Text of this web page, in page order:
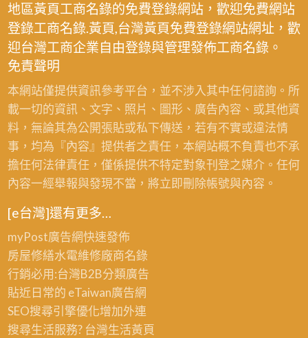
地區黃頁工商名錄的免費登錄網站，歡迎免費網站
登錄工商名錄.黃頁,台灣黃頁免費登錄網站網址，歡
迎台灣工商企業自由登錄與管理發佈工商名錄。
免責聲明
本網站僅提供資訊參考平台，並不涉入其中任何諮詢。所
載一切的資訊、文字、照片、圖形、廣告內容、或其他資
料，無論其為公開張貼或私下傳送，若有不實或違法情
事，均為『內容』提供者之責任，本網站概不負責也不承
擔任何法律責任，僅係提供不特定對象刊登之媒介。任何
內容一經舉報與發現不當，將立即刪除帳號與內容。
[e台灣]還有更多…
myPost廣告網快速發佈
房屋修繕水電維修廠商名錄
行銷必用:台灣B2B分類廣告
貼近日常的 eTaiwan廣告網
SEO搜尋引擎優化增加外連
搜尋生活服務? 台灣生活黃頁